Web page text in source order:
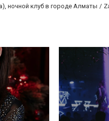
ночной клуб в городе Алматы